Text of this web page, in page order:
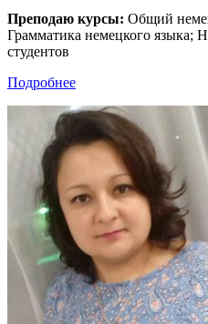
Преподаю курсы: Общий
Грамматика немецкого языка;
студентов
Подробнее